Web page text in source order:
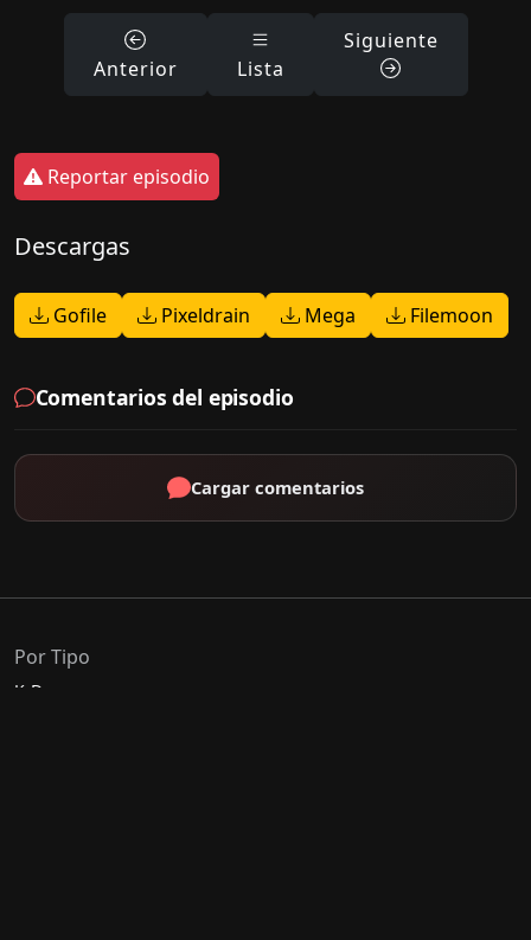
Anterior Lista
Siguiente
Reportar episodio
Descargas
Gofile Pixeldrain Mega Filemoon
Comentarios del episodio
Cargar comentarios
Por Tipo
K-Drama